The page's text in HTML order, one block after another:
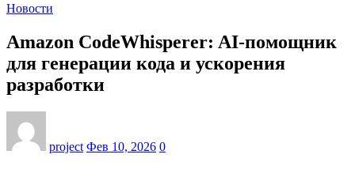
Новости
Amazon CodeWhisperer: AI-помощник
для генерации кода и ускорения
разработки
project Фев 10, 2026 0